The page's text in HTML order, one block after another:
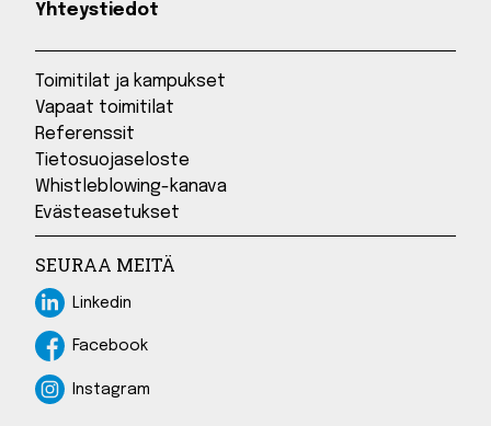
Yhteystiedot
Toimitilat ja kampukset
Vapaat toimitilat
Referenssit
Tietosuojaseloste
Whistleblowing-kanava
Evästeasetukset
SEURAA MEITÄ
LinkedinLinkedin
Facebook
Facebook
Instagram
Instagram